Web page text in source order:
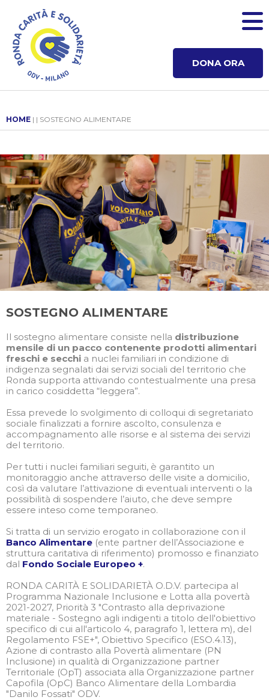
DONA ORA
HOME | | SOSTEGNO ALIMENTARE
SOSTEGNO ALIMENTARE
Il sostegno alimentare consiste nella distribuzione
mensile di un pacco contenente prodotti alimentari
freschi e secchi a nuclei familiari in condizione di
indigenza segnalati dai servizi sociali del territorio che
Ronda supporta attivando contestualmente una presa
in carico cosiddetta “leggera”.
Essa prevede lo svolgimento di colloqui di segretariato
sociale finalizzati a fornire ascolto, consulenza e
accompagnamento alle risorse e al sistema dei servizi
del territorio.
Per tutti i nuclei familiari seguiti, è garantito un
monitoraggio anche attraverso delle visite a domicilio,
così da valutare l’attivazione di eventuali interventi o la
possibilità di sospendere l’aiuto, che deve sempre
essere inteso come temporaneo.
Si tratta di un servizio erogato in collaborazione con il
Banco Alimentare (ente partner dell’Associazione e
struttura caritativa di riferimento) promosso e finanziato
dal Fondo Sociale Europeo +.
RONDA CARITÀ E SOLIDARIETÀ O.D.V. partecipa al
Programma Nazionale Inclusione e Lotta alla povertà
2021-2027, Priorità 3 "Contrasto alla deprivazione
materiale - Sostegno agli indigenti a titolo dell'obiettivo
specifico di cui all'articolo 4, paragrafo 1, lettera m), del
Regolamento FSE+", Obiettivo Specifico (ESO.4.13),
Azione di contrasto alla Povertà alimentare (PN
Inclusione) in qualità di Organizzazione partner
Territoriale (OpT) associata alla Organizzazione partner
Capofila (OpC) Banco Alimentare della Lombardia
"Danilo Fossati" ODV.